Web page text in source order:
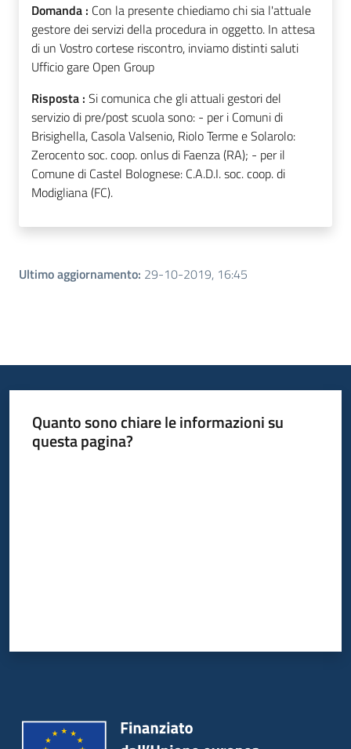
Domanda : Con la presente chiediamo chi sia l'attuale
gestore dei servizi della procedura in oggetto. In attesa
di un Vostro cortese riscontro, inviamo distinti saluti
Ufficio gare Open Group
Risposta : Si comunica che gli attuali gestori del
servizio di pre/post scuola sono: - per i Comuni di
Brisighella, Casola Valsenio, Riolo Terme e Solarolo:
Zerocento soc. coop. onlus di Faenza (RA); - per il
Comune di Castel Bolognese: C.A.D.I. soc. coop. di
Modigliana (FC).
Ultimo aggiornamento: 29-10-2019, 16:45
Quanto sono chiare le informazioni su
questa pagina?